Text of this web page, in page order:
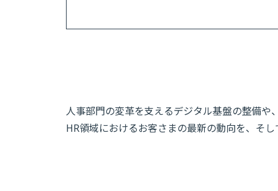
人事部門の変革を支えるデジタル基盤の整備
HR領域におけるお客さまの最新の動向を、そ